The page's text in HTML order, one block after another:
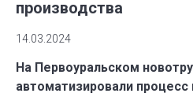
производства
14.03.2024
На Первоуральском
автоматизировали